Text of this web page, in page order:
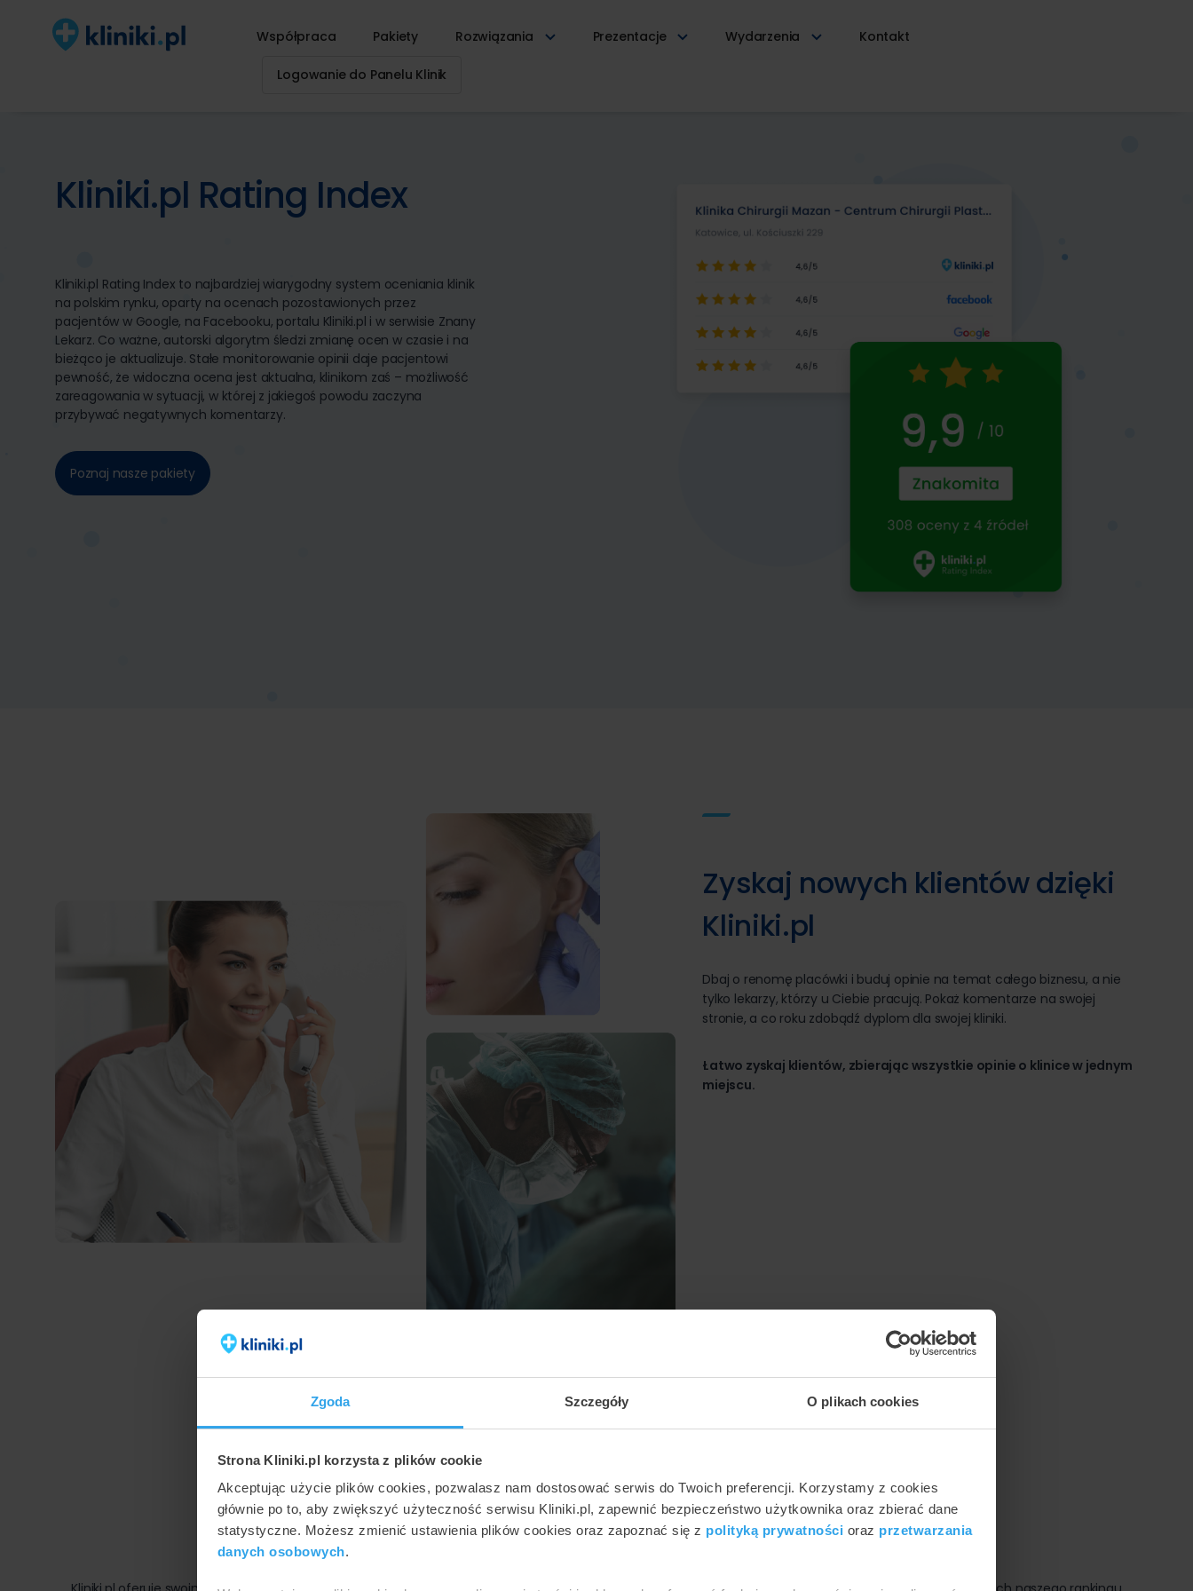
Zgoda Szczegóły O plikach cookies
Strona Kliniki.pl korzysta z plików cookie
Akceptując użycie plików cookies, pozwalasz nam dostosować serwis do Twoich preferencji. Korzystamy z cookies
głównie po to, aby zwiększyć użyteczność serwisu Kliniki.pl, zapewnić bezpieczeństwo użytkownika oraz zbierać dane
statystyczne. Możesz zmienić ustawienia plików cookies oraz zapoznać się z polityką prywatności oraz przetwarzania
danych osobowych.
Współpraca Pakiety Rozwiązania Prezentacje Wydarzenia Kontakt
Logowanie do Panelu Klinik
Kliniki.pl Rating Index
Kliniki.pl Rating Index to najbardziej wiarygodny system oceniania klinik
na polskim rynku, oparty na ocenach pozostawionych przez
pacjentów w Google, na Facebooku, portalu Kliniki.pl i w serwisie Znany
Lekarz. Co ważne, autorski algorytm śledzi zmianę ocen w czasie i na
bieżąco je aktualizuje. Stałe monitorowanie opinii daje pacjentowi
pewność, że widoczna ocena jest aktualna, klinikom zaś – możliwość
zareagowania w sytuacji, w której z jakiegoś powodu zaczyna
przybywać negatywnych komentarzy.
Poznaj nasze pakiety
Zyskaj nowych klientów dzięki
Kliniki.pl
Dbaj o renomę placówki i buduj opinie na temat całego biznesu, a nie
tylko lekarzy, którzy u Ciebie pracują. Pokaż komentarze na swojej
stronie, a co roku zdobądź dyplom dla swojej kliniki.
Łatwo zyskaj klientów, zbierając wszystkie opinie o klinice w jednym
miejscu.
Jak to robimy?